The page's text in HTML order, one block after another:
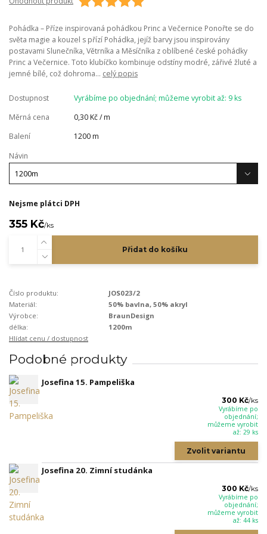
Pohádka – Příze inspirovaná pohádkou Princ a Večernice Ponořte se do
světa magie a kouzel s přízí Pohádka, jejíž barvy jsou inspirovány
postavami Slunečníka, Větrníka a Měsíčníka z oblíbené české pohádky
Princ a Večernice. Toto klubíčko kombinuje odstíny modré, zářivé žluté a
jemné bílé, což dohroma... celý popis
Dostupnost
Vyrábíme po objednání; můžeme vyrobit až: 9 ks
Měrná cena
0,30 Kč / m
Balení
1200 m
Návin
Nejsme plátci DPH
355 Kč/ks
Přidat do košíku
Číslo produktu:
JOS023/2
Materiál:
50% bavlna, 50% akryl
Výrobce:
BraunDesign
délka:
1200m
Hlídat cenu / dostupnost
Podobné produkty
Josefina 15. Pampeliška
300 Kč/ks
Vyrábíme po
objednání;
můžeme vyrobit
až: 29 ks
Zvolit variantu
Josefina 20. Zimní studánka
300 Kč/ks
Vyrábíme po
objednání;
můžeme vyrobit
až: 44 ks